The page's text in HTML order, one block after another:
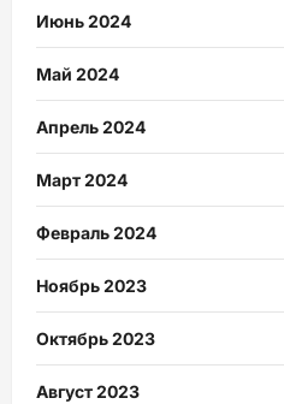
Июнь 2024
Май 2024
Апрель 2024
Март 2024
Февраль 2024
Ноябрь 2023
Октябрь 2023
Август 2023